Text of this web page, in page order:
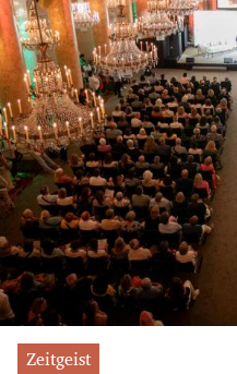
Zeitgeist